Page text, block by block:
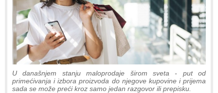
U današnjem stanju maloprodaje širom sveta - put od
primećivanja i izbora proizvoda do njegove kupovine i prijema
sada se može preći kroz samo jedan razgovor ili prepisku.